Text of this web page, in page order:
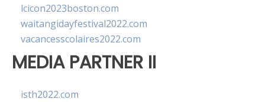
lcicon2023boston.com
waitangidayfestival2022.com
vacancesscolaires2022.com
MEDIA PARTNER II
isth2022.com